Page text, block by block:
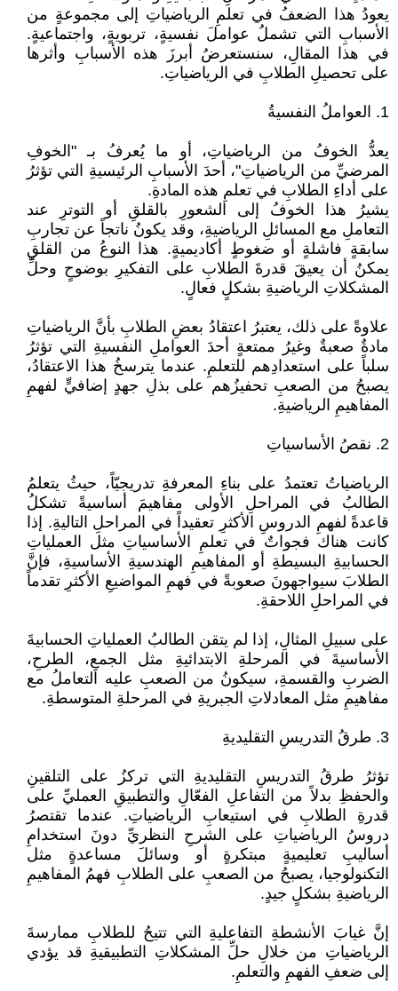
يعودُ هذا الضعفُ في تعلمِ الرياضياتِ إلى مجموعةٍ من
الأسبابِ التي تشملُ عواملَ نفسيةٍ، تربويةٍ، واجتماعيةٍ.
في هذا المقالِ، سنستعرضُ أبرزَ هذه الأسبابِ وأثرها
على تحصيلِ الطلابِ في الرياضياتِ.
1. العواملُ النفسيةُ
يعدُّ الخوفُ من الرياضياتِ، أو ما يُعرفُ بـ "الخوفِ
المرضيِّ من الرياضياتِ"، أحدَ الأسبابِ الرئيسيةِ التي تؤثرُ
على أداءِ الطلابِ في تعلمِ هذه المادةِ.
يشيرُ هذا الخوفُ إلى الشعورِ بالقلقِ أو التوترِ عند
التعاملِ مع المسائلِ الرياضيةِ، وقد يكونُ ناتجاً عن تجاربِ
سابقةٍ فاشلةٍ أو ضغوطٍ أكاديميةٍ. هذا النوعُ من القلقِ
يمكنُ أن يعيقَ قدرةَ الطلابِ على التفكيرِ بوضوحٍ وحلِّ
المشكلاتِ الرياضيةِ بشكلٍ فعالٍ.
علاوةً على ذلك، يعتبرُ اعتقادُ بعضِ الطلابِ بأنَّ الرياضياتِ
مادةٌ صعبةٌ وغيرُ ممتعةٍ أحدَ العواملِ النفسيةِ التي تؤثرُ
سلباً على استعدادِهم للتعلمِ. عندما يترسخُ هذا الاعتقادُ،
يصبحُ من الصعبِ تحفيزُهم على بذلِ جهدٍ إضافيٍّ لفهمِ
المفاهيمِ الرياضيةِ.
2. نقصُ الأساسياتِ
الرياضياتُ تعتمدُ على بناءِ المعرفةِ تدريجيّاً، حيثُ يتعلمُ
الطالبُ في المراحلِ الأولى مفاهيمَ أساسيةً تشكلُ
قاعدةً لفهمِ الدروسِ الأكثرِ تعقيداً في المراحلِ التاليةِ. إذا
كانت هناك فجواتٌ في تعلمِ الأساسياتِ مثل العملياتِ
الحسابيةِ البسيطةِ أو المفاهيمِ الهندسيةِ الأساسيةِ، فإنَّ
الطلابَ سيواجهونَ صعوبةً في فهمِ المواضيعِ الأكثرِ تقدماً
في المراحلِ اللاحقةِ.
على سبيلِ المثالِ، إذا لم يتقن الطالبُ العملياتِ الحسابيةَ
الأساسيةَ في المرحلةِ الابتدائيةِ مثل الجمعِ، الطرحِ،
الضربِ والقسمةِ، سيكونُ من الصعبِ عليه التعاملُ مع
مفاهيمِ مثل المعادلاتِ الجبريةِ في المرحلةِ المتوسطةِ.
3. طرقُ التدريسِ التقليديةِ
تؤثرُ طرقُ التدريسِ التقليديةِ التي تركزُ على التلقينِ
والحفظِ بدلاً من التفاعلِ الفعّالِ والتطبيقِ العمليِّ على
قدرةِ الطلابِ في استيعابِ الرياضياتِ. عندما تقتصرُ
دروسُ الرياضياتِ على الشرحِ النظريِّ دونَ استخدامِ
أساليبِ تعليميةٍ مبتكرةٍ أو وسائلَ مساعدةٍ مثل
التكنولوجيا، يصبحُ من الصعبِ على الطلابِ فهمُ المفاهيمِ
الرياضيةِ بشكلٍ جيدٍ.
إنَّ غيابَ الأنشطةِ التفاعليةِ التي تتيحُ للطلابِ ممارسةَ
الرياضياتِ من خلالِ حلِّ المشكلاتِ التطبيقيةِ قد يؤدي
إلى ضعفِ الفهمِ والتعلمِ.